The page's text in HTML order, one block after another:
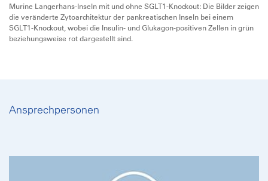
Murine Langerhans-Inseln mit und ohne SGLT1-Knockout: Die Bilder zeigen
die veränderte Zytoarchitektur der pankreatischen Inseln bei einem
SGLT1-Knockout, wobei die Insulin- und Glukagon-positiven Zellen in grün
beziehungsweise rot dargestellt sind.
Ansprechpersonen